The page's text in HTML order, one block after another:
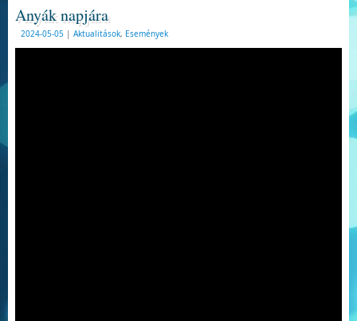
Anyák napjára
2024-05-05 | Aktualitások, Események